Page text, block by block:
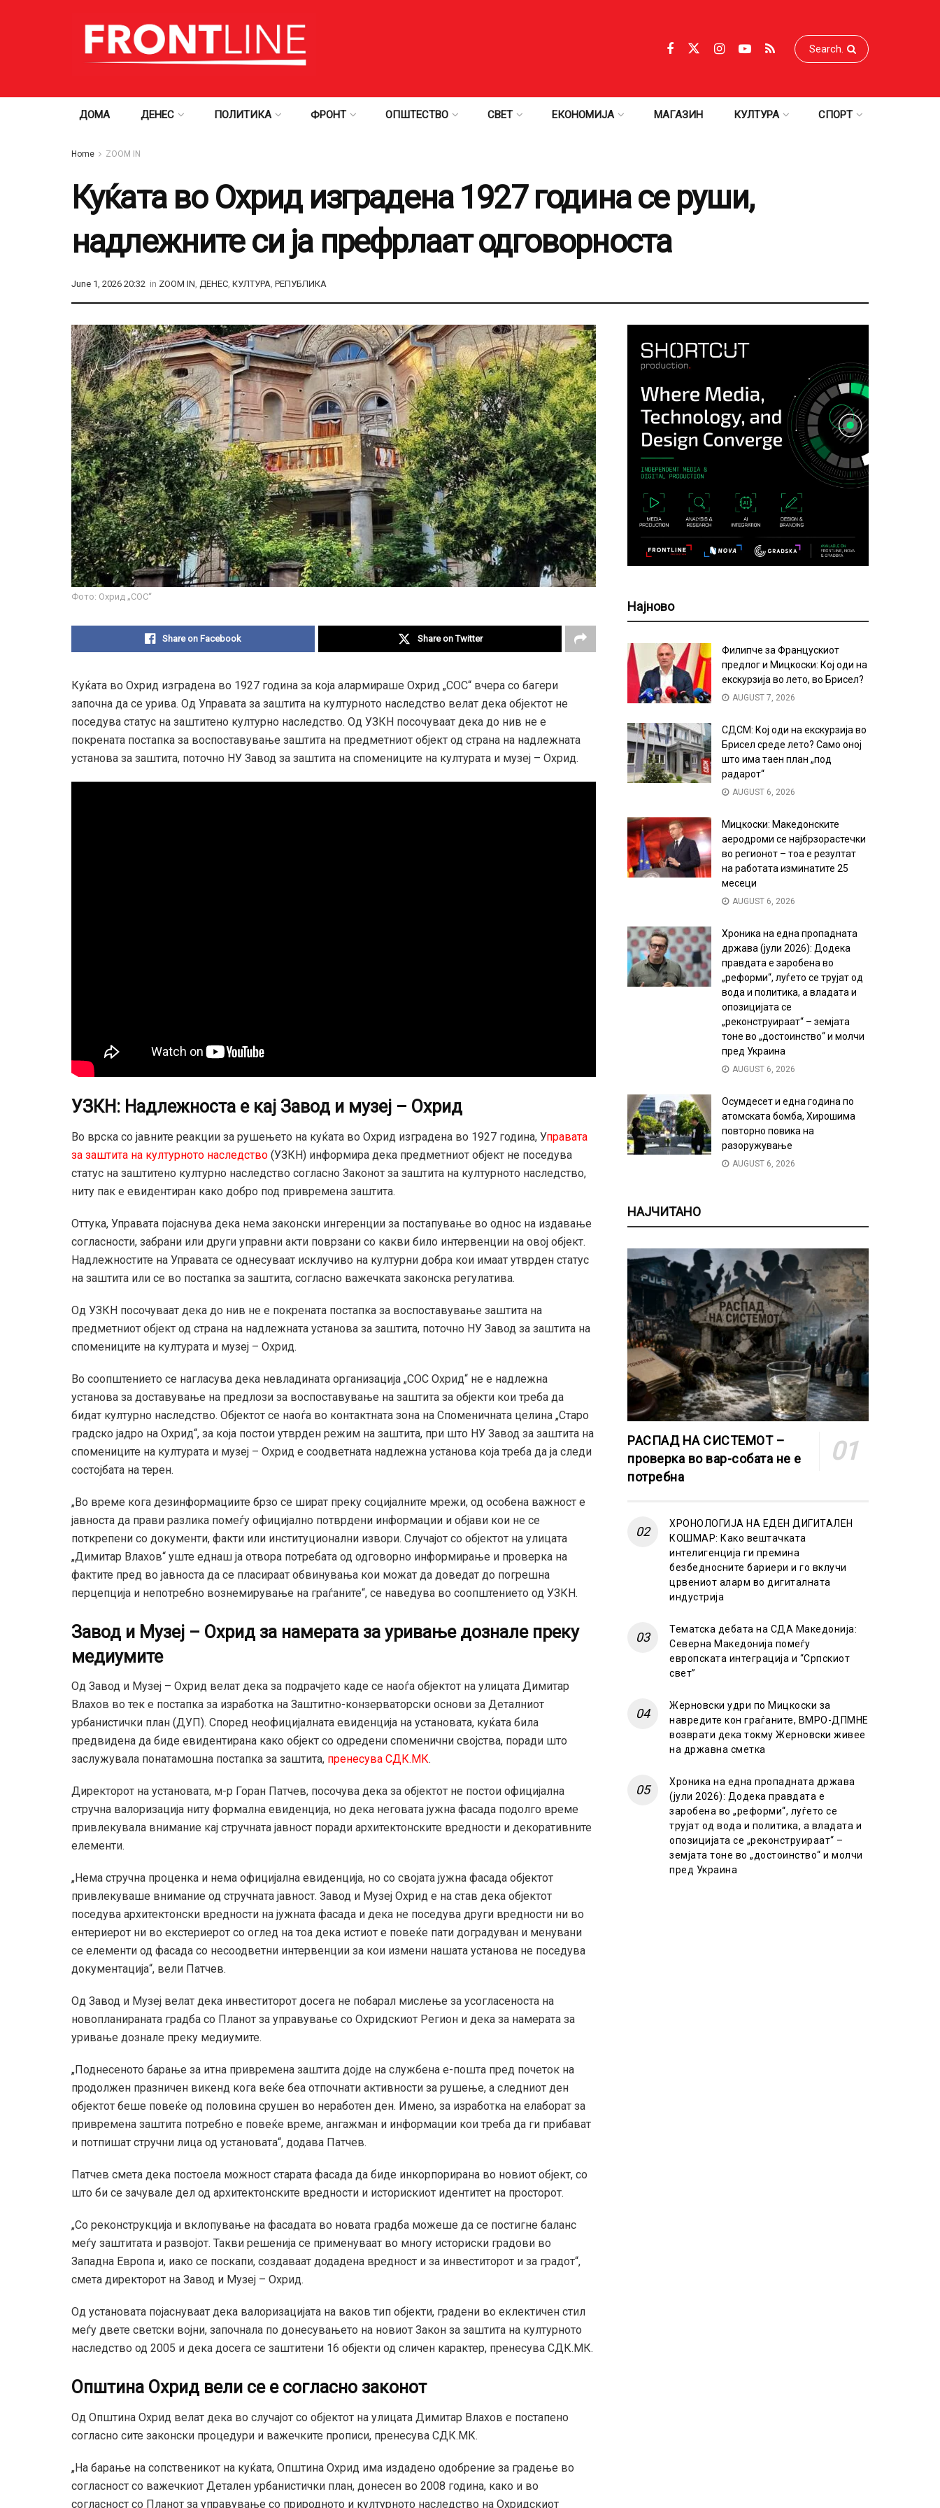
ДОМА ДЕНЕС ПОЛИТИКА ФРОНТ ОПШТЕСТВО СВЕТ ЕКОНОМИЈА МАГАЗИН КУЛТУРА СПОРТ
Home ZOOM IN
Куќата во Охрид изградена 1927 година се руши,
надлежните си ја префрлаат одговорноста
June 1, 2026 20:32 in ZOOM IN, ДЕНЕС, КУЛТУРА, РЕПУБЛИКА
Фото: Охрид „СОС“
Share on Facebook Share on Twitter
Куќата во Охрид изградена во 1927 година за која алармираше Охрид „СОС“ вчера со багери
започна да се урива. Од Управата за заштита на културното наследство велат дека објектот не
поседува статус на заштитено културно наследство. Од УЗКН посочуваат дека до нив не е
покрената постапка за воспоставување заштита на предметниот објект од страна на надлежната
установа за заштита, поточно НУ Завод за заштита на спомениците на културата и музеј – Охрид.
УЗКН: Надлежноста е кај Завод и музеј – Охрид
Во врска со јавните реакции за рушењето на куќата во Охрид изградена во 1927 година, Управата
за заштита на културното наследство (УЗКН) информира дека предметниот објект не поседува
статус на заштитено културно наследство согласно Законот за заштита на културното наследство,
ниту пак е евидентиран како добро под привремена заштита.
Оттука, Управата појаснува дека нема законски ингеренции за постапување во однос на издавање
согласности, забрани или други управни акти поврзани со какви било интервенции на овој објект.
Надлежностите на Управата се однесуваат исклучиво на културни добра кои имаат утврден статус
на заштита или се во постапка за заштита, согласно важечката законска регулатива.
Од УЗКН посочуваат дека до нив не е покрената постапка за воспоставување заштита на
предметниот објект од страна на надлежната установа за заштита, поточно НУ Завод за заштита на
спомениците на културата и музеј – Охрид.
Во соопштението се нагласува дека невладината организација „СОС Охрид“ не е надлежна
установа за доставување на предлози за воспоставување на заштита за објекти кои треба да
бидат културно наследство. Објектот се наоѓа во контактната зона на Споменичната целина „Старо
градско јадро на Охрид“, за која постои утврден режим на заштита, при што НУ Завод за заштита на
спомениците на културата и музеј – Охрид е соодветната надлежна установа која треба да ја следи
состојбата на терен.
„Во време кога дезинформациите брзо се шират преку социјалните мрежи, од особена важност е
јавноста да прави разлика помеѓу официјално потврдени информации и објави кои не се
поткрепени со документи, факти или институционални извори. Случајот со објектот на улицата
„Димитар Влахов“ уште еднаш ја отвора потребата од одговорно информирање и проверка на
фактите пред во јавноста да се пласираат обвинувања кои можат да доведат до погрешна
перцепција и непотребно вознемирување на граѓаните“, се наведува во соопштението од УЗКН.
Завод и Музеј – Охрид за намерата за уривање дознале преку
медиумите
Од Завод и Музеј – Охрид велат дека за подрачјето каде се наоѓа објектот на улицата Димитар
Влахов во тек е постапка за изработка на Заштитно-конзерваторски основи за Деталниот
урбанистички план (ДУП). Според неофицијалната евиденција на установата, куќата била
предвидена да биде евидентирана како објект со одредени споменични својства, поради што
заслужувала понатамошна постапка за заштита, пренесува СДК.МК.
Директорот на установата, м-р Горан Патчев, посочува дека за објектот не постои официјална
стручна валоризација ниту формална евиденција, но дека неговата јужна фасада подолго време
привлекувала внимание кај стручната јавност поради архитектонските вредности и декоративните
елементи.
„Нема стручна проценка и нема официјална евиденција, но со својата јужна фасада објектот
привлекуваше внимание од стручната јавност. Завод и Музеј Охрид е на став дека објектот
поседува архитектонски вредности на јужната фасада и дека не поседува други вредности ни во
ентериерот ни во екстериерот со оглед на тоа дека истиот е повеќе пати доградуван и менувани
се елементи од фасада со несоодветни интервенции за кои измени нашата установа не поседува
документација“, вели Патчев.
Од Завод и Музеј велат дека инвеститорот досега не побарал мислење за усогласеноста на
новопланираната градба со Планот за управување со Охридскиот Регион и дека за намерата за
уривање дознале преку медиумите.
„Поднесеното барање за итна привремена заштита дојде на службена е-пошта пред почеток на
продолжен празничен викенд кога веќе беа отпочнати активности за рушење, а следниот ден
објектот беше повеќе од половина срушен во неработен ден. Имено, за изработка на елаборат за
привремена заштита потребно е повеќе време, ангажман и информации кои треба да ги прибават
и потпишат стручни лица од установата“, додава Патчев.
Патчев смета дека постоела можност старата фасада да биде инкорпорирана во новиот објект, со
што би се зачувале дел од архитектонските вредности и историскиот идентитет на просторот.
„Со реконструкција и вклопување на фасадата во новата градба можеше да се постигне баланс
меѓу заштитата и развојот. Такви решенија се применуваат во многу историски градови во
Западна Европа и, иако се поскапи, создаваат додадена вредност и за инвеститорот и за градот“,
смета директорот на Завод и Музеј – Охрид.
Од установата појаснуваат дека валоризацијата на ваков тип објекти, градени во еклектичен стил
меѓу двете светски војни, започнала по донесувањето на новиот Закон за заштита на културното
наследство од 2005 и дека досега се заштитени 16 објекти од сличен карактер, пренесува СДК.МК.
Општина Охрид вели се е согласно законот
Од Општина Охрид велат дека во случајот со објектот на улицата Димитар Влахов е постапено
согласно сите законски процедури и важечките прописи, пренесува СДК.МК.
„На барање на сопственикот на куќата, Општина Охрид има издадено одобрение за градење во
согласност со важечкиот Детален урбанистички план, донесен во 2008 година, како и во
согласност со Планот за управување со природното и културното наследство на Охридскиот
Најново
Филипче за Францускиот
предлог и Мицкоски: Кој оди на
екскурзија во лето, во Брисел?
AUGUST 7, 2026
СДСМ: Кој оди на екскурзија во
Брисел среде лето? Само оној
што има таен план „под
радарот“
AUGUST 6, 2026
Мицкоски: Македонските
аеродроми се најбрзорастечки
во регионот – тоа е резултат
на работата изминатите 25
месеци
AUGUST 6, 2026
Хроника на една пропадната
држава (јули 2026): Додека
правдата е заробена во
„реформи“, луѓето се трујат од
вода и политика, а владата и
опозицијата се
„реконструираат“ – земјата
тоне во „достоинство“ и молчи
пред Украина
AUGUST 6, 2026
Осумдесет и една година по
атомската бомба, Хирошима
повторно повика на
разоружување
AUGUST 6, 2026
НАЈЧИТАНО
РАСПАД НА СИСТЕМОТ –
проверка во вар-собата не е
потребна
ХРОНОЛОГИЈА НА ЕДЕН ДИГИТАЛЕН
КОШМАР: Како вештачката
интелигенција ги премина
безбедносните бариери и го вклучи
црвениот аларм во дигиталната
индустрија
Тематска дебата на СДА Македонија:
Северна Македонија помеѓу
европската интеграција и “Српскиот
свет”
Жерновски удри по Мицкоски за
навредите кон граѓаните, ВМРО-ДПМНЕ
возврати дека токму Жерновски живее
на државна сметка
Хроника на една пропадната држава
(јули 2026): Додека правдата е
заробена во „реформи“, луѓето се
трујат од вода и политика, а владата и
опозицијата се „реконструираат“ –
земјата тоне во „достоинство“ и молчи
пред Украина